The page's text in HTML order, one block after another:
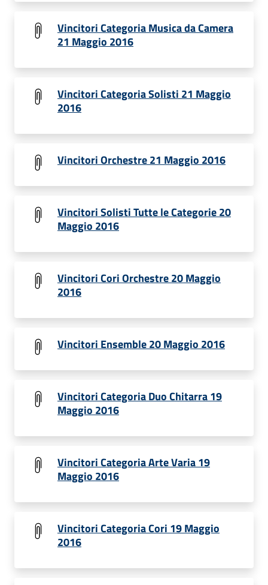
Vincitori Categoria Musica da Camera
21 Maggio 2016
Vincitori Categoria Solisti 21 Maggio
2016
Vincitori Orchestre 21 Maggio 2016
Vincitori Solisti Tutte le Categorie 20
Maggio 2016
Vincitori Cori Orchestre 20 Maggio
2016
Vincitori Ensemble 20 Maggio 2016
Vincitori Categoria Duo Chitarra 19
Maggio 2016
Vincitori Categoria Arte Varia 19
Maggio 2016
Vincitori Categoria Cori 19 Maggio
2016